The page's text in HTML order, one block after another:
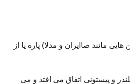
صاایران و مدلا) پاره یا از
و پیستونی اتفاق می افتد و می